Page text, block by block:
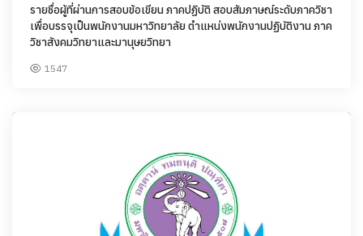
รายชื่อผู้ที่ผ่านการสอบข้อเขียน ภาคปฏิบัติ สอบสัมภาษณ์ระดับภาควิชา
เพื่อบรรจุเป็นพนักงานมหาวิทยาลัย ตำแหน่งพนักงานปฏิบัติงาน ภาค
วิชาสังคมวิทยาและมานุษยวิทยา
1547